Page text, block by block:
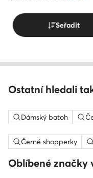
Seřadit
Ostatní hledali
Dámský batoh
Černé shopperky
Oblíbené značky